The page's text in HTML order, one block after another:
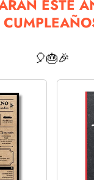
ESTE
🎈🎂🎉